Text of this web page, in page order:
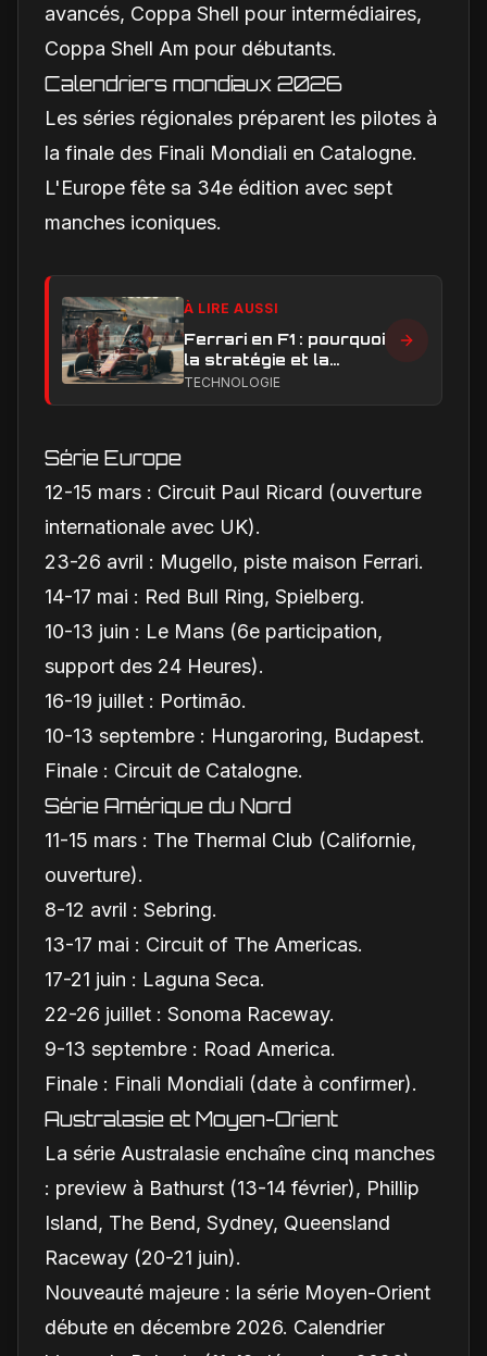
avancés, Coppa Shell pour intermédiaires,
Coppa Shell Am pour débutants.
Calendriers mondiaux 2026
Les séries régionales préparent les pilotes à
la finale des Finali Mondiali en Catalogne.
L'Europe fête sa 34e édition avec sept
manches iconiques.
À LIRE AUSSI
Ferrari en F1 : pourquoi
la stratégie et la
technique sont sous
TECHNOLOGIE
Série Europe
12-15 mars : Circuit Paul Ricard (ouverture
internationale avec UK).
23-26 avril : Mugello, piste maison Ferrari.
14-17 mai : Red Bull Ring, Spielberg.
10-13 juin : Le Mans (6e participation,
support des 24 Heures).
16-19 juillet : Portimão.
10-13 septembre : Hungaroring, Budapest.
Finale : Circuit de Catalogne.
Série Amérique du Nord
11-15 mars : The Thermal Club (Californie,
ouverture).
8-12 avril : Sebring.
13-17 mai : Circuit of The Americas.
17-21 juin : Laguna Seca.
22-26 juillet : Sonoma Raceway.
9-13 septembre : Road America.
Finale : Finali Mondiali (date à confirmer).
Australasie et Moyen-Orient
La série Australasie enchaîne cinq manches
: preview à Bathurst (13-14 février), Phillip
Island, The Bend, Sydney, Queensland
Raceway (20-21 juin).
Nouveauté majeure : la série Moyen-Orient
débute en décembre 2026. Calendrier